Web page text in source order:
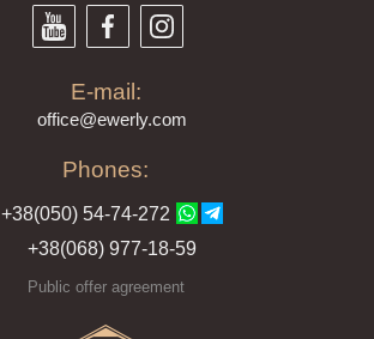
E-mail:
office@ewerly.com
Phones:
+38(050) 54-74-272
+38(068) 977-18-59
Public offer agreement